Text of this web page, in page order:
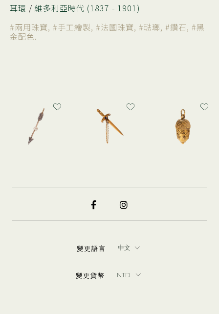
耳環 / 維多利亞時代 (1837 - 1901)
#兩用珠寶, #手工繪製, #法國珠寶, #琺瑯, #鑽石, #黑
金配色.
變更語言
變更貨幣